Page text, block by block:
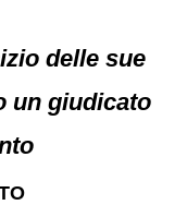
delle sue
un giudicato